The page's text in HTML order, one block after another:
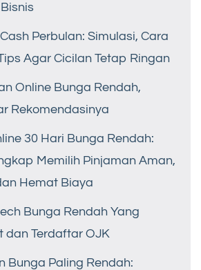
Perbulan: Simulasi, Cara
Agar Cicilan Tetap Ringan
Online Bunga Rendah,
Rekomendasinya
30 Hari Bunga Rendah:
Memilih Pinjaman Aman,
Hemat Biaya
Bunga Rendah Yang
dan Terdaftar OJK
Bunga Paling Rendah: